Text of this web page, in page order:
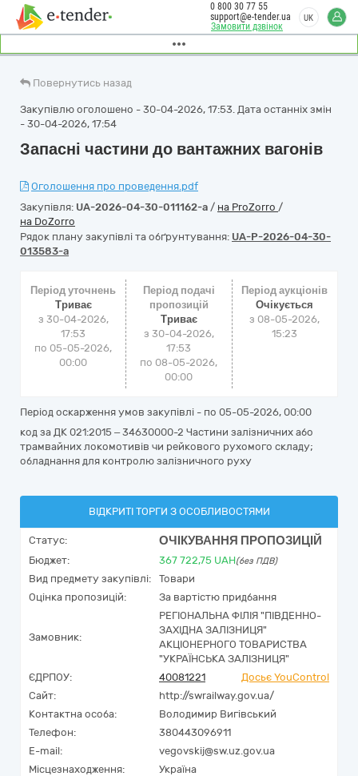
Замовити дзвінок
0 800 30 77 55
support@e-tender.ua
UK
Повернутись назад
Закупівлю оголошено - 30-04-2026, 17:53. Дата останніх змін
- 30-04-2026, 17:54
Запасні частини до вантажних вагонів
Оголошення про проведення.pdf
Закупівля: UA-2026-04-30-011162-a / на ProZorro /
на DoZorro
Рядок плану закупівлі та обґрунтування: UA-P-2026-04-30-
013583-a
Період уточнень
Триває
з 30-04-2026,
17:53
по 05-05-2026,
00:00
Період подачі
пропозицій
Триває
з 30-04-2026,
17:53
по 08-05-2026,
00:00
Період аукціонів
Очікується
з 08-05-2026,
15:23
Період оскарження умов закупівлі - по 05-05-2026, 00:00
код за ДК 021:2015 – 34630000-2 Частини залізничних або
трамвайних локомотивів чи рейкового рухомого складу;
обладнання для контролю залізничного руху
ВІДКРИТІ ТОРГИ З ОСОБЛИВОСТЯМИ
Статус: ОЧІКУВАННЯ ПРОПОЗИЦІЙ
Бюджет: 367 722,75 UAH(без ПДВ)
Вид предмету закупівлі:
Товари
Оцінка пропозицій:
За вартістю придбання
Замовник:
РЕГІОНАЛЬНА ФІЛІЯ "ПІВДЕННО-
ЗАХІДНА ЗАЛІЗНИЦЯ"
АКЦІОНЕРНОГО ТОВАРИСТВА
"УКРАЇНСЬКА ЗАЛІЗНИЦЯ"
ЄДРПОУ:
40081221
Досьє YouControl
Сайт:
http://swrailway.gov.ua/
Контактна особа:
Володимир Вигівський
Телефон:
380443096911
E-mail:
vegovskij@sw.uz.gov.ua
Місцезнаходження:
Україна